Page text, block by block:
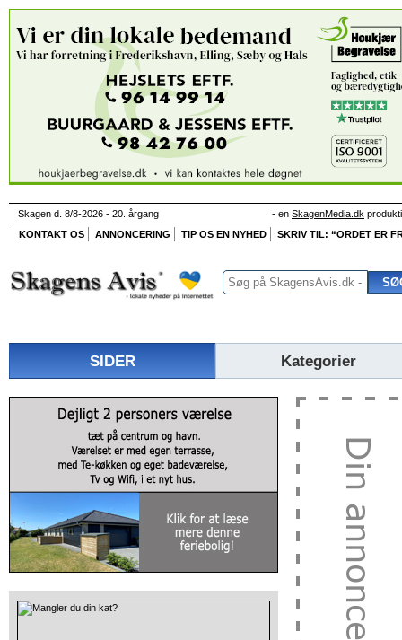
Skagen d. 8/8-2026 - 20. årgang - en SkagenMedia.dk
KONTAKT OS
ANNONCERING TIP OS EN NYHED SKRIV TIL: “ORDET ER
SIDER Kategorier